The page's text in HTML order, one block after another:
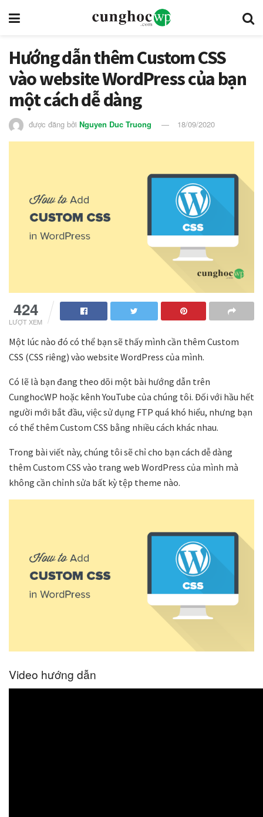
Hướng dẫn thêm Custom CSS
vào website WordPress của bạn
một cách dễ dàng
được đăng bởi Nguyen Duc Truong 18/09/2020
424
LƯỢT XEM
Một lúc nào đó có thể bạn sẽ thấy mình cần thêm Custom
CSS (CSS riêng) vào website WordPress của mình.
Có lẽ là bạn đang theo dõi một bài hướng dẫn trên
CunghocWP hoặc kênh YouTube của chúng tôi. Đối với hầu hết
người mới bắt đầu, việc sử dụng FTP quá khó hiểu, nhưng bạn
có thể thêm Custom CSS bằng nhiều cách khác nhau.
Trong bài viết này, chúng tôi sẽ chỉ cho bạn cách dễ dàng
thêm Custom CSS vào trang web WordPress của mình mà
không cần chỉnh sửa bất kỳ tệp theme nào.
Video hướng dẫn